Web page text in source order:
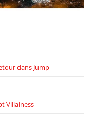
dans Jump
Villainess